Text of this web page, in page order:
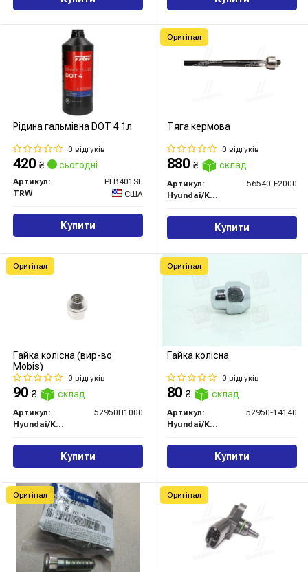
Рідина гальмівна DOT 4 1л
0 відгуків
420 ₴ сьогодні
Артикул:
PFB401SE
TRW
США
Купити
Тяга кермова
0 відгуків
880 ₴ склад
Артикул:
56540-F2000
Hyundai/Kia/Mobis
Купити
Оригінал
Гайка колісна (вир-во
Mobis)
0 відгуків
90 ₴ склад
Артикул:
52950H1000
Hyundai/Kia/Mobis
Купити
Оригінал
Гайка колісна
0 відгуків
80 ₴ склад
Артикул:
52950-14140
Hyundai/Kia/Mobis
Купити
Оригінал
Оригінал Оригінал